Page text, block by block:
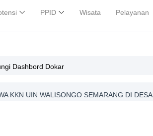
PPID Wisata Pelayanan
Dashbord Dokar
KKN UIN WALISONGO SEMARANG DI